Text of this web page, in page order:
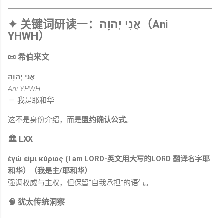
✦ 关键词研读一：אֲנִי יְהוָה（Ani
YHWH）
📜 希伯来文
אֲנִי יְהוָה
Ani YHWH
＝ 我是耶和华
这不是身份介绍，而是盟约确认公式。
🏛 LXX
ἐγώ εἰμι κύριος (I am LORD-英文用大写的LORD 翻译名字耶
和华）（我是主/耶和华）
强调权威与主权，但保留“自我承担”的语气。
🧠 犹太传统洞察